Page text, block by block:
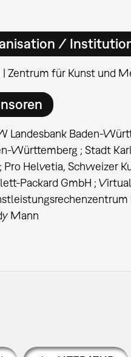
/
| Zentrum für Kunst und
Landesbank Baden-
Württemberg ; Stadt
Pro Helvetia, Schweizer
Packard GmbH ;
Mann